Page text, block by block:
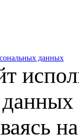
данных